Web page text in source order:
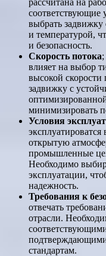
рассчитана на
соответствующие
выбрать
и температурой,
и безопасность.
Скорость потока
влияет на выбор
высокой скорости
задвижку с
минимизировать
Условия
открытую
промышленные
Необходимо
эксплуатации,
надежность.
Требования к
отвечать
отрасли.
подтверждающими
стандартам.